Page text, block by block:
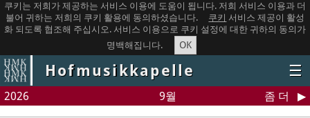
쿠키는 저희가 제공하는 서비스 이용에 도움이 됩니다. 저희 서비스 이용과 더
불어 귀하는 저희의 쿠키 활용에 동의하셨습니다.
쿠키 서비스 제공이 활성
화 되도록 협조해 주십시오. 서비스 이용으로 쿠키 설정에 대한 귀하의 동의가
명백해집니다.
OK
Hofmusikkapelle ☰
2026 9월 좀 더